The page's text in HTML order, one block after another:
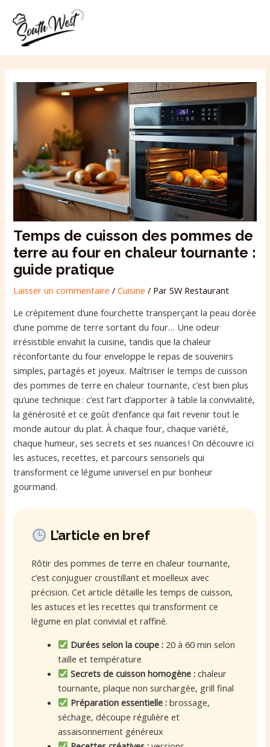
contenu
Temps de cuisson des pommes de
terre au four en chaleur tournante :
guide pratique
Laisser un commentaire /Cuisine / ParSW Restaurant
Le crépitement d’une fourchette transperçant la peau dorée
d’une pomme de terre sortant du four… Une odeur
irrésistible envahit la cuisine, tandis que la chaleur
réconfortante du four enveloppe le repas de souvenirs
simples, partagés et joyeux. Maîtriser le temps de cuisson
des pommes de terre en chaleur tournante, c’est bien plus
qu’une technique : c’est l’art d’apporter à table la convivialité,
la générosité et ce goût d’enfance qui fait revenir tout le
monde autour du plat. À chaque four, chaque variété,
chaque humeur, ses secrets et ses nuances ! On découvre ici
les astuces, recettes, et parcours sensoriels qui
transforment ce légume universel en pur bonheur
gourmand.
L’article en bref
Rôtir des pommes de terre en chaleur tournante,
c’est conjuguer croustillant et moelleux avec
précision. Cet article détaille les temps de cuisson,
les astuces et les recettes qui transforment ce
légume en plat convivial et raffiné.
Durées selon la coupe :20 à 60 min selon
taille et température
Secrets de cuisson homogène :chaleur
tournante, plaque non surchargée, grill final
Préparation essentielle :brossage,
séchage, découpe régulière et
assaisonnement généreux